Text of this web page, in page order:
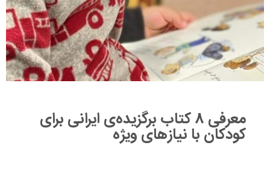
معرفی ۸ کتاب برگزیده‌ی ایرانی برای
کودکان با نیازهای ویژه